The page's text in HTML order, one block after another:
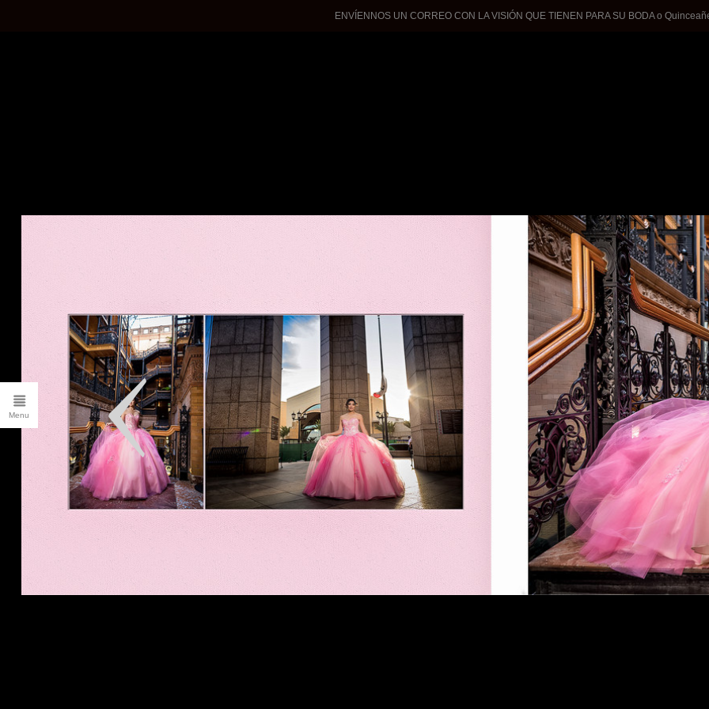
QUINCEANERAS
PHOTOSHOTS
About Me
Contact
CLIENT LOGIN
FILMS
ALBUMS
Blog
ENVÍENNOS UN CORREO CON LA VISIÓN QUE TIENEN PARA SU BODA o